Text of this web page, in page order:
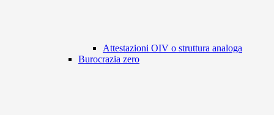
Attestazioni OIV o struttura analoga
Burocrazia zero